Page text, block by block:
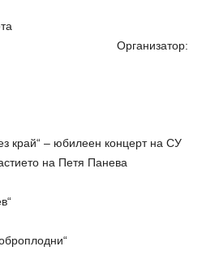
край“ – юбилеен концерт на СУ
на Петя Панева